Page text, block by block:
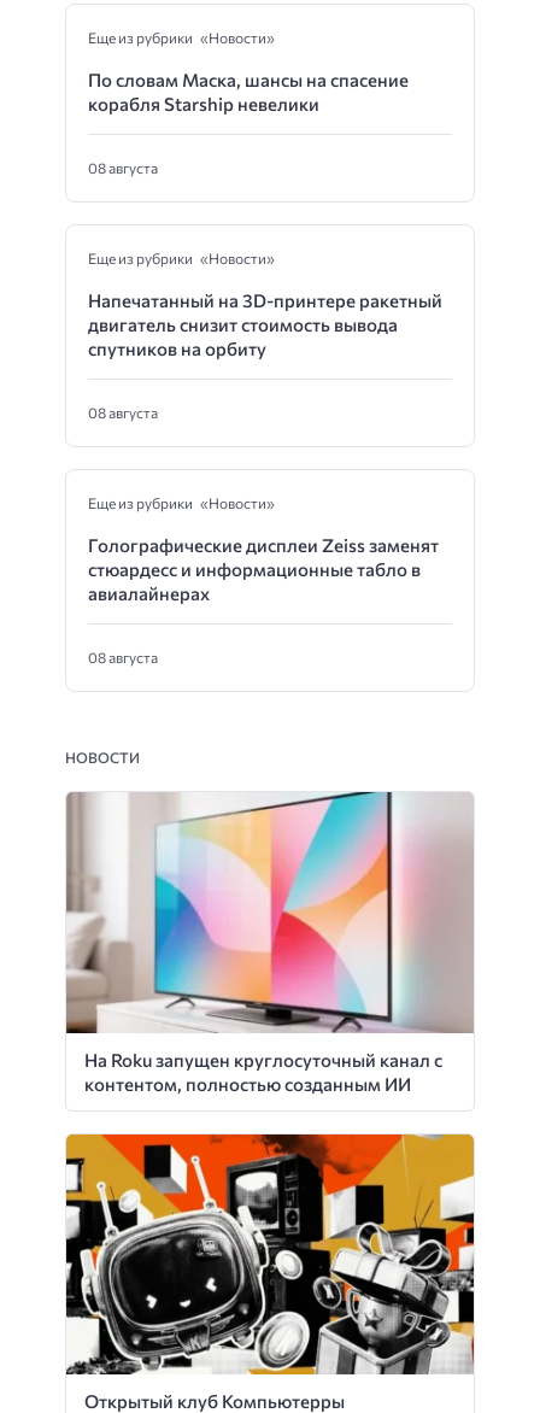
Еще из рубрики «Новости»
По словам Маска, шансы на спасение
корабля Starship невелики
08 августа
Еще из рубрики «Новости»
Напечатанный на 3D-принтере ракетный
двигатель снизит стоимость вывода
спутников на орбиту
08 августа
Еще из рубрики «Новости»
Голографические дисплеи Zeiss заменят
стюардесс и информационные табло в
авиалайнерах
08 августа
НОВОСТИ
На Roku запущен круглосуточный канал с
контентом, полностью созданным ИИ
Открытый клуб Компьютерры